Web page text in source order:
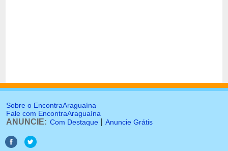
Sobre o EncontraAraguaína
Fale com EncontraAraguaína
ANUNCIE: Com Destaque Anuncie Grátis